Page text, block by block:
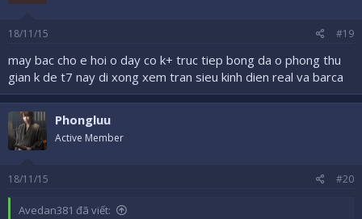
18/11/15 #19
may bac cho e hoi o day co k+ truc tiep bong da o phong thu
gian k de t7 nay di xong xem tran sieu kinh dien real va barca
Phongluu
Active Member
18/11/15 #20
Avedan381 đã viết: